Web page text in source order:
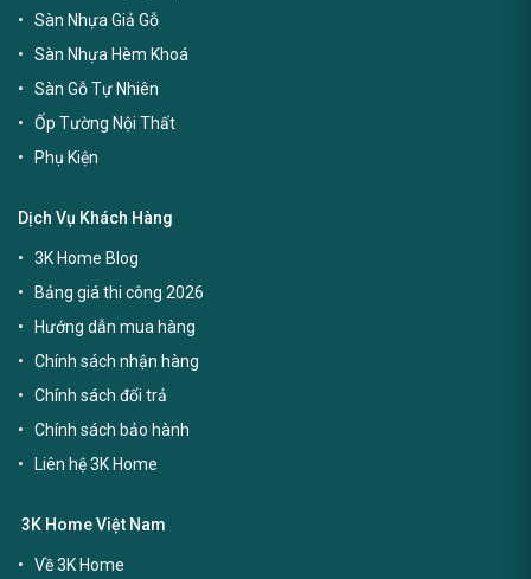
Sàn Nhựa Giả Gỗ
Sàn Nhựa Hèm Khoá
Sàn Gỗ Tự Nhiên
Ốp Tường Nội Thất
Phụ Kiện
Dịch Vụ Khách Hàng
3K Home Blog
Bảng giá thi công 2026
Hướng dẫn mua hàng
Chính sách nhận hàng
Chính sách đổi trả
Chính sách bảo hành
Liên hệ 3K Home
3K Home Việt Nam
Về 3K Home